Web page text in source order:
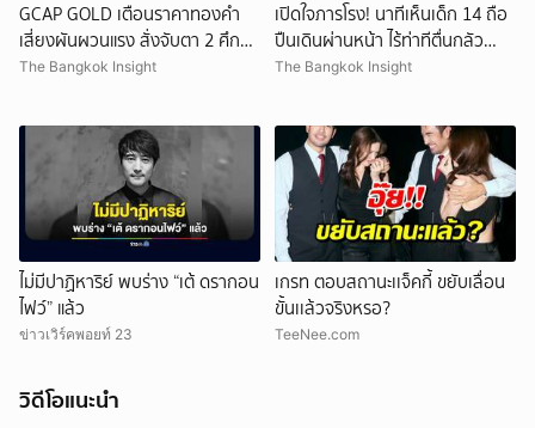
GCAP GOLD เตือนราคาทองคำ
เสี่ยงผันผวนแรง สั่งจับตา 2 ศึก
สำคัญ!
The Bangkok Insight
เปิดใจภารโรง! นาทีเห็นเด็ก 14 ถือ
ปืนเดินผ่านหน้า ไร้ท่าทีตื่นกลัว
ก่อนหลบตำรวจขึ้นอีกอาคาร
The Bangkok Insight
ไม่มีปาฏิหาริย์ พบร่าง “เต้ ดรากอน
ไฟว์” แล้ว
ข่าวเวิร์คพอยท์ 23
เกรท ตอบสถานะเเจ็คกี้ ขยับเลื่อน
ขั้นเเล้วจริงหรอ?
TeeNee.com
วิดีโอแนะนำ